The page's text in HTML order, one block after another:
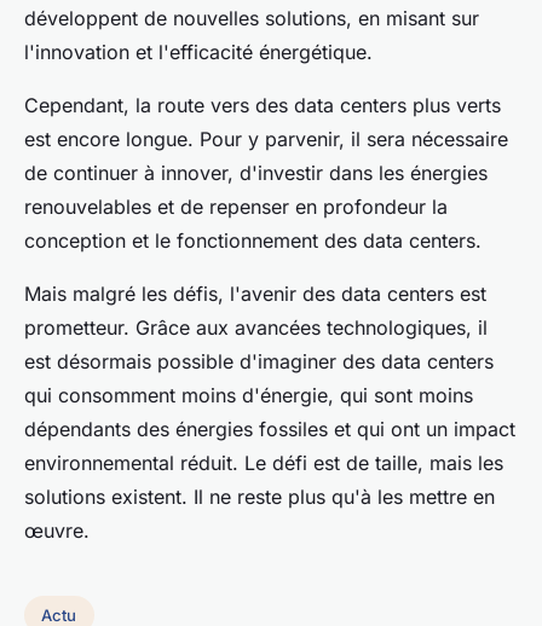
développent de nouvelles solutions, en misant sur
l'innovation et l'efficacité énergétique.
Cependant, la route vers des data centers plus verts
est encore longue. Pour y parvenir, il sera nécessaire
de continuer à innover, d'investir dans les énergies
renouvelables et de repenser en profondeur la
conception et le fonctionnement des data centers.
Mais malgré les défis, l'avenir des data centers est
prometteur. Grâce aux avancées technologiques, il
est désormais possible d'imaginer des data centers
qui consomment moins d'énergie, qui sont moins
dépendants des énergies fossiles et qui ont un impact
environnemental réduit. Le défi est de taille, mais les
solutions existent. Il ne reste plus qu'à les mettre en
œuvre.
Actu